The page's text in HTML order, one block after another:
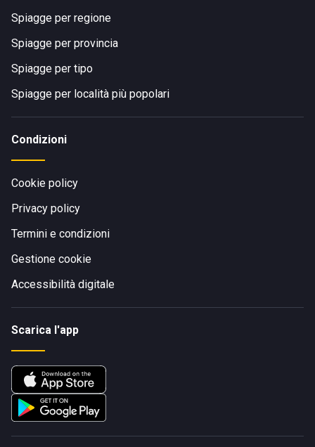
Spiagge per regione
Spiagge per provincia
Spiagge per tipo
Spiagge per località più popolari
Condizioni
Cookie policy
Privacy policy
Termini e condizioni
Gestione cookie
Accessibilità digitale
Scarica l'app